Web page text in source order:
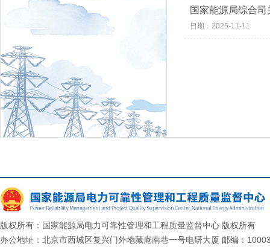
国家能源局综合
日期：2025-11-11
版权所有：国家能源局电力可靠性管理和工程质量监督中心 版权所有
办公地址：北京市西城区复兴门外地藏庵南巷一号电研大厦 邮编：